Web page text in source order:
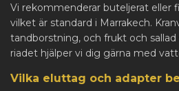
Vi rekommenderar buteljerat eller
vilket är standard i Marrakech.
tandborstning, och frukt och
riadet hjälper vi dig gärna med
Vilka eluttag och adapter